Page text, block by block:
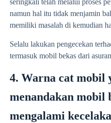
seringkali telah melalui proses
namun hal itu tidak menjamin
memiliki masalah di kemudian
Selalu lakukan pengecekan
termasuk mobil bekas dari
4. Warna cat mobil
menandakan mobil
mengalami